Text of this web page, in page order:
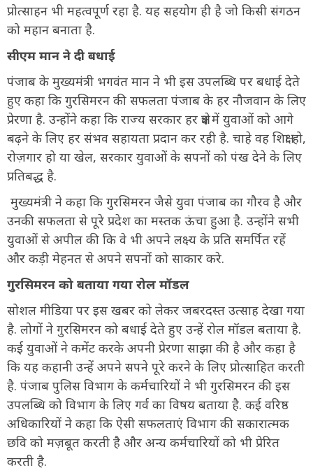
प्रोत्साहन भी महत्वपूर्ण रहा है. यह सहयोग ही है जो किसी संगठन
को महान बनाता है.
सीएम मान ने दी बधाई
पंजाब के मुख्यमंत्री भगवंत मान ने भी इस उपलब्धि पर बधाई देते
हुए कहा कि गुरसिमरन की सफलता पंजाब के हर नौजवान के लिए
प्रेरणा है. उन्होंने कहा कि राज्य सरकार हर क्षेत्र में युवाओं को आगे
बढ़ने के लिए हर संभव सहायता प्रदान कर रही है. चाहे वह शिक्षा हो,
रोज़गार हो या खेल, सरकार युवाओं के सपनों को पंख देने के लिए
प्रतिबद्ध है.
मुख्यमंत्री ने कहा कि गुरसिमरन जैसे युवा पंजाब का गौरव है और
उनकी सफलता से पूरे प्रदेश का मस्तक ऊंचा हुआ है. उन्होंने सभी
युवाओं से अपील की कि वे भी अपने लक्ष्य के प्रति समर्पित रहें
और कड़ी मेहनत से अपने सपनों को साकार करे.
गुरसिमरन को बताया गया रोल मॉडल
सोशल मीडिया पर इस खबर को लेकर जबरदस्त उत्साह देखा गया
है. लोगों ने गुरसिमरन को बधाई देते हुए उन्हें रोल मॉडल बताया है.
कई युवाओं ने कमेंट करके अपनी प्रेरणा साझा की है और कहा है
कि यह कहानी उन्हें अपने सपने पूरे करने के लिए प्रोत्साहित करती
है. पंजाब पुलिस विभाग के कर्मचारियों ने भी गुरसिमरन की इस
उपलब्धि को विभाग के लिए गर्व का विषय बताया है. कई वरिष्ठ
अधिकारियों ने कहा कि ऐसी सफलताएं विभाग की सकारात्मक
छवि को मज़बूत करती है और अन्य कर्मचारियों को भी प्रेरित
करती है.